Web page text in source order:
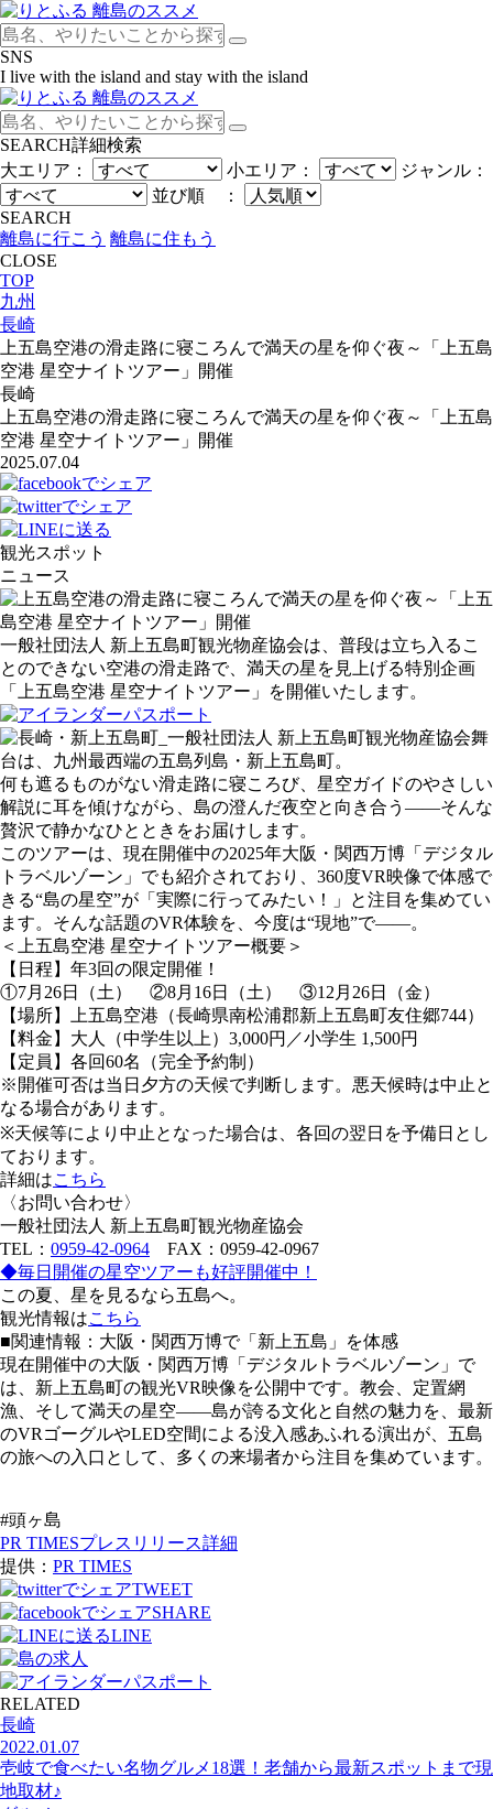
SNS
I live with the island and stay with the island
SEARCH詳細検索
大エリア：
小エリア：
ジャンル：
並び順 ：
SEARCH
離島に行こう 離島に住もう
CLOSE
TOP
九州
長崎
上五島空港の滑走路に寝ころんで満天の星を仰ぐ夜～「上五島
空港 星空ナイトツアー」開催
長崎
上五島空港の滑走路に寝ころんで満天の星を仰ぐ夜～「上五島
空港 星空ナイトツアー」開催
2025.07.04
観光スポット
ニュース
一般社団法人 新上五島町観光物産協会は、普段は立ち入るこ
とのできない空港の滑走路で、満天の星を見上げる特別企画
「上五島空港 星空ナイトツアー」を開催いたします。
舞
台は、九州最西端の五島列島・新上五島町。
何も遮るものがない滑走路に寝ころび、星空ガイドのやさしい
解説に耳を傾けながら、島の澄んだ夜空と向き合う——そんな
贅沢で静かなひとときをお届けします。
このツアーは、現在開催中の2025年大阪・関西万博「デジタル
トラベルゾーン」でも紹介されており、360度VR映像で体感で
きる“島の星空”が「実際に行ってみたい！」と注目を集めてい
ます。そんな話題のVR体験を、今度は“現地”で——。
＜上五島空港 星空ナイトツアー概要＞
【日程】年3回の限定開催！
①7月26日（土） ②8月16日（土） ③12月26日（金）
【場所】上五島空港（長崎県南松浦郡新上五島町友住郷744）
【料金】大人（中学生以上）3,000円／小学生 1,500円
【定員】各回60名（完全予約制）
※開催可否は当日夕方の天候で判断します。悪天候時は中止と
なる場合があります。
※天候等により中止となった場合は、各回の翌日を予備日とし
ております。
詳細はこちら
〈お問い合わせ〉
一般社団法人 新上五島町観光物産協会
TEL： 0959-42-0964 FAX：0959-42-0967
◆毎日開催の星空ツアーも好評開催中！
この夏、星を見るなら五島へ。
観光情報はこちら
■関連情報：大阪・関西万博で「新上五島」を体感
現在開催中の大阪・関西万博「デジタルトラベルゾーン」で
は、新上五島町の観光VR映像を公開中です。教会、定置網
漁、そして満天の星空——島が誇る文化と自然の魅力を、最新
のVRゴーグルやLED空間による没入感あふれる演出が、五島
の旅への入口として、多くの来場者から注目を集めています。
#頭ヶ島
PR TIMESプレスリリース詳細
提供： PR TIMES
TWEET
SHARE
LINE
RELATED
長崎
2022.01.07
壱岐で食べたい名物グルメ18選！老舗から最新スポットまで現
地取材♪